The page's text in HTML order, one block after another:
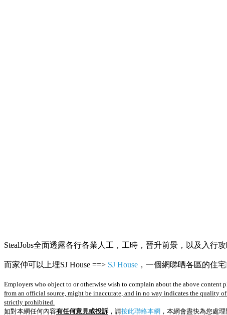
StealJobs全面透露各行各業人工，工時，晉升前景，以及入行
而家仲可以上埋SJ House ==> SJ House ，一個網睇晒各區的住
Employers who object to or otherwise wish to complain about the above content
from an official source, might be inaccurate, and in no way indicates the quality
strictly prohibited.
如對本網任何內容有任何意見或投訴 ，請按此聯絡本網 ，本網會盡快為您處理